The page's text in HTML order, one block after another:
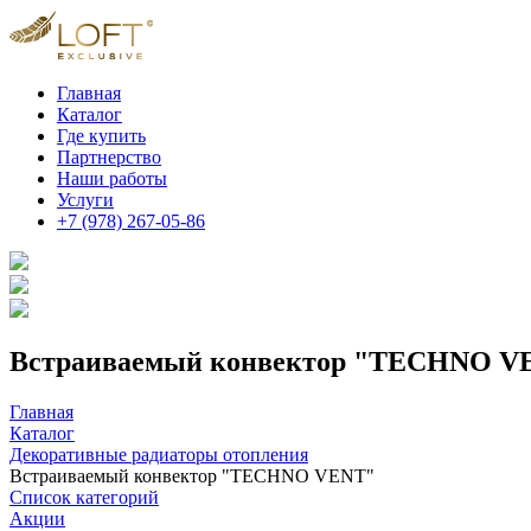
Главная
Каталог
Где купить
Партнерство
Наши работы
Услуги
+7 (978) 267-05-86
Встраиваемый конвектор "TECHNO
Главная
Каталог
Декоративные радиаторы отопления
Встраиваемый конвектор "TECHNO VENT"
Список категорий
Акции